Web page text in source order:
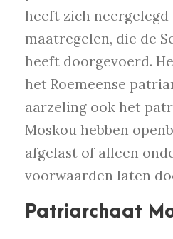
heeft zich neergelegd
maatregelen, die de
heeft doorgevoerd.
het Roemeense
aarzeling ook het
Moskou hebben
afgelast of alleen
voorwaarden laten
Patriarchaat